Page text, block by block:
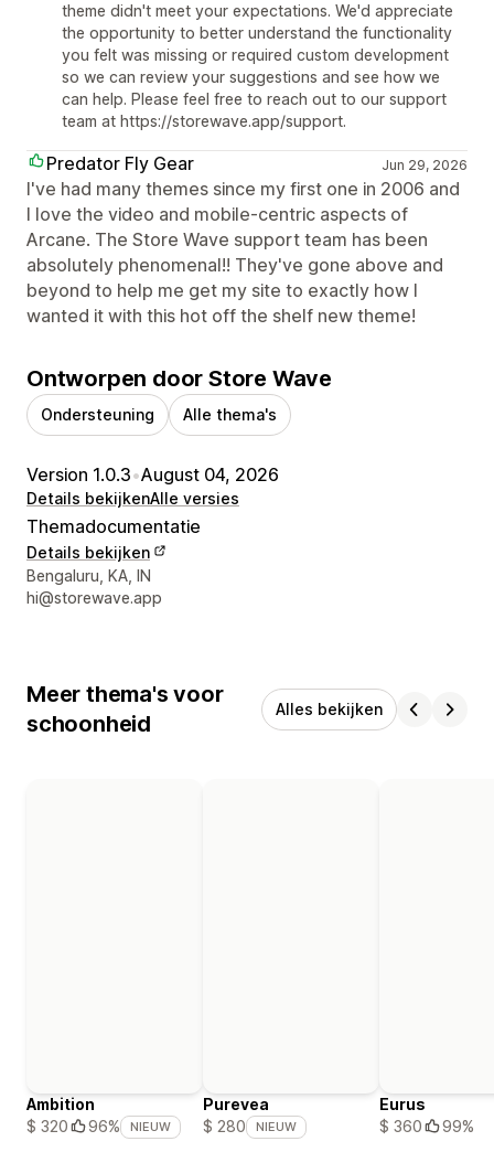
theme didn't meet your expectations. We'd appreciate
the opportunity to better understand the functionality
you felt was missing or required custom development
so we can review your suggestions and see how we
can help. Please feel free to reach out to our support
team at https://storewave.app/support.
Predator Fly Gear Jun 29, 2026
I've had many themes since my first one in 2006 and
I love the video and mobile-centric aspects of
Arcane. The Store Wave support team has been
absolutely phenomenal!! They've gone above and
beyond to help me get my site to exactly how I
wanted it with this hot off the shelf new theme!
Ontworpen door Store Wave
Ondersteuning Alle thema's
Version 1.0.3•August 04, 2026
Details bekijkenAlle versies
Themadocumentatie
Details bekijken
Contactgegevens ontwerper
Bengaluru, KA, IN
hi@storewave.app
Meer thema's voor
schoonheid
Alles bekijken
Ambition
$ 320
96% NIEUW
Purevea
$ 280
NIEUW
Eurus
$ 360
99%